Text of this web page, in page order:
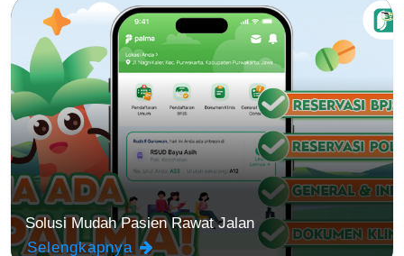
Solusi Mudah Pasien Rawat Jalan
Selengkapnya